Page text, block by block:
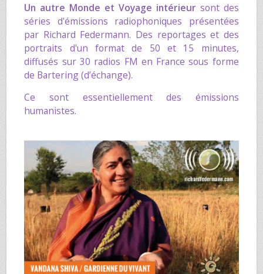
Un autre Monde et Voyage intérieursont des
séries d'émissions radiophoniques présentées
par Richard Federmann. Des reportages et des
portraits d'un format de 50 et 15 minutes,
diffusés sur 30 radios FM en France sous forme
de Bartering (d’échange).
Ce sont essentiellement des émissions
humanistes.